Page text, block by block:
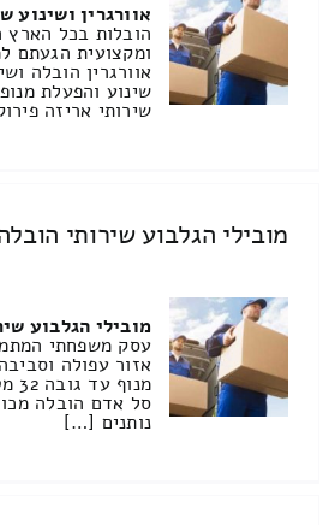
אוורגרין ושינוע
הובלות בכל הארץ
ומקצועית הגעתם
אוורגרין הובלה
שינוע והפעלת
שירותי אריזה
מובילי הגלבוע שירותי
מובילי הגלבוע
עסק משפחתי
אזור עפולה
סל אדם הובלה
נותנים […]